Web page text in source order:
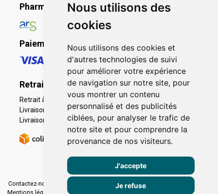
Nous utilisons des
cookies
Nous utilisons des cookies et
d'autres technologies de suivi
pour améliorer votre expérience
de navigation sur notre site, pour
vous montrer un contenu
personnalisé et des publicités
ciblées, pour analyser le trafic de
notre site et pour comprendre la
provenance de nos visiteurs.
J'accepte
Je refuse
Pharmacie en ligne agréée
Paiement sécurisé
Retrait - Livraison
Retrait à la pharmacie - Click & Collect
Livraison en Point Relais
Livraison à domicile
Contactez-nous | Déclarer un effet indésirable
Mentions légales
Conditions générales - CGV Données personnelles